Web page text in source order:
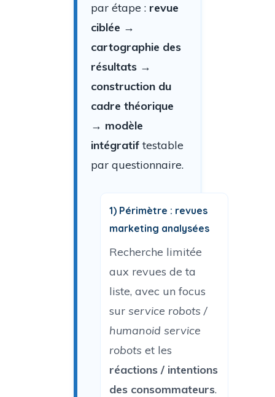
par étape : revue
ciblée →
cartographie des
résultats →
construction du
cadre théorique
→ modèle
intégratif testable
par questionnaire.
1) Périmètre : revues
marketing analysées
Recherche limitée
aux revues de ta
liste, avec un focus
sur service robots /
humanoid service
robots et les
réactions / intentions
des consommateurs.